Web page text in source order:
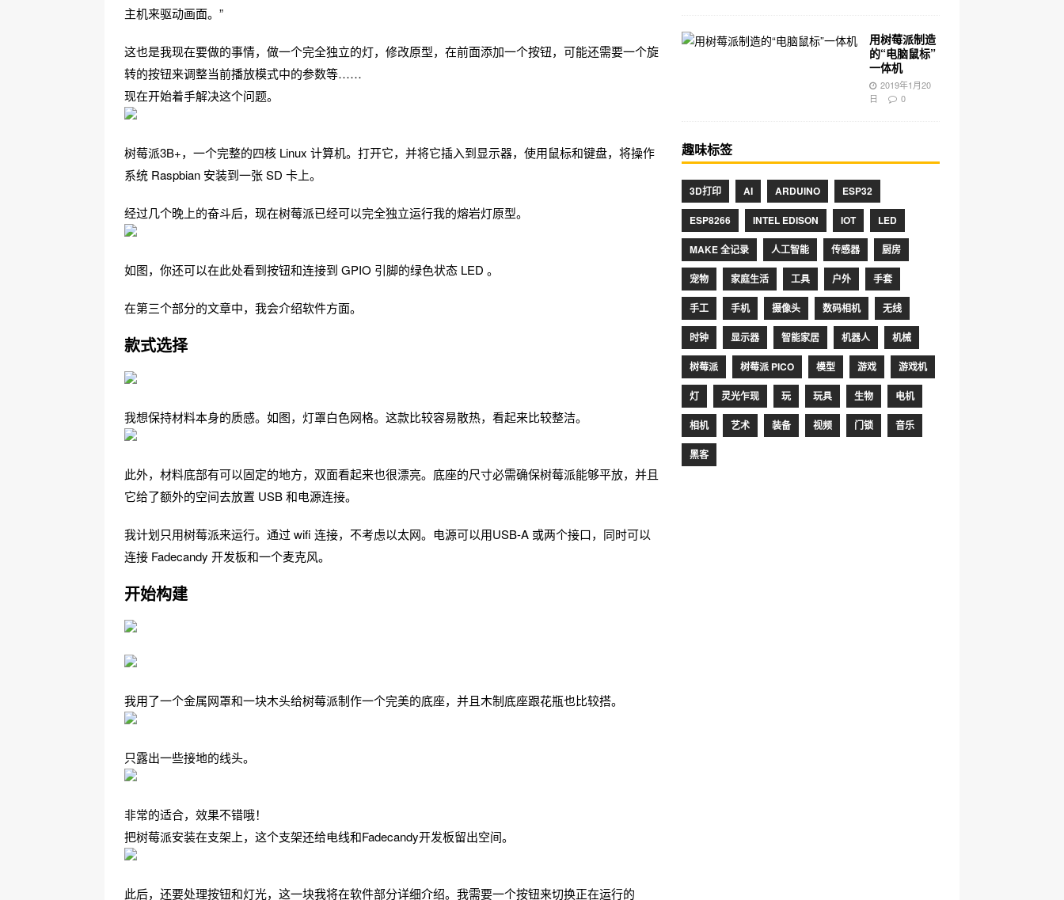
主机来驱动画面。”
这也是我现在要做的事情，做一个完全独立的灯，修改原型，在前面添加一个按钮，可能还需要一个旋
转的按钮来调整当前播放模式中的参数等……
现在开始着手解决这个问题。
树莓派3B+，一个完整的四核 Linux 计算机。打开它，并将它插入到显示器，使用鼠标和键盘，将操作
系统 Raspbian 安装到一张 SD 卡上。
经过几个晚上的奋斗后，现在树莓派已经可以完全独立运行我的熔岩灯原型。
如图，你还可以在此处看到按钮和连接到 GPIO 引脚的绿色状态 LED 。
在第三个部分的文章中，我会介绍软件方面。
款式选择
我想保持材料本身的质感。如图，灯罩白色网格。这款比较容易散热，看起来比较整洁。
此外，材料底部有可以固定的地方，双面看起来也很漂亮。底座的尺寸必需确保树莓派能够平放，并且
它给了额外的空间去放置 USB 和电源连接。
我计划只用树莓派来运行。通过 wifi 连接，不考虑以太网。电源可以用USB-A 或两个接口，同时可以
连接 Fadecandy 开发板和一个麦克风。
开始构建
我用了一个金属网罩和一块木头给树莓派制作一个完美的底座，并且木制底座跟花瓶也比较搭。
只露出一些接地的线头。
非常的适合，效果不错哦！
把树莓派安装在支架上，这个支架还给电线和Fadecandy开发板留出空间。
此后，还要处理按钮和灯光，这一块我将在软件部分详细介绍。我需要一个按钮来切换正在运行的
用树莓派制造
的“电脑鼠标”
一体机
2019年1月20
日
0
趣味标签
3D打印 AI ARDUINO ESP32
ESP8266 INTEL EDISON IOT LED
MAKE 全记录 人工智能 传感器 厨房
宠物 家庭生活 工具 户外 手套
手工 手机 摄像头 数码相机 无线
时钟 显示器 智能家居 机器人 机械
树莓派 树莓派 PICO 模型 游戏 游戏机
灯 灵光乍现 玩 玩具 生物 电机
相机 艺术 装备 视频 门锁 音乐
黑客